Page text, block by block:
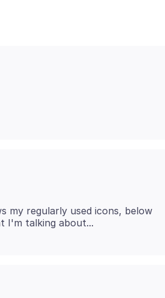
my regularly used icons, below